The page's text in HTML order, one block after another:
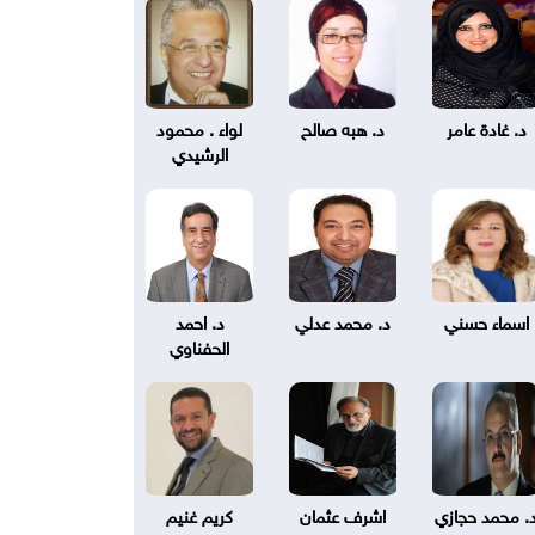
د. غادة عامر د. هبه صالح
لواء . محمود
الرشيدي
اسماء حسني د. محمد عدلي
د. احمد
الحفناوي
محمد حجازي اشرف عثمان كريم غنيم